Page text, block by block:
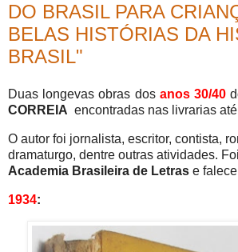
DO BRASIL PARA
BELAS HISTÓRIAS DA
BRASIL"
Duas longevas obras dos anos 30/40
CORREIA encontradas nas livrarias
O autor foi jornalista, escritor, contista,
dramaturgo, dentre outras atividades.
Academia Brasileira de Letras e
1934: